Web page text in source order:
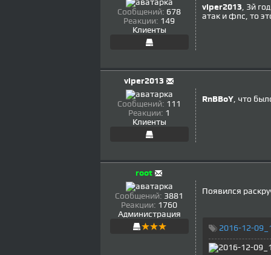
Сообщений: 678
Реакции: 149
Клиенты
viper2013, 3й
атак и фпс, то
viper2013
Сообщений: 111
Реакции: 1
Клиенты
RnBBoY, что
root
Сообщений: 3881
Реакции: 1760
Администрация
Появился
2016-12-